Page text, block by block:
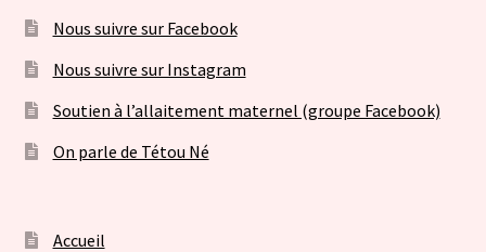
Nous suivre sur Facebook
Nous suivre sur Instagram
Soutien à l’allaitement maternel (groupe Facebook)
On parle de Tétou Né
Accueil